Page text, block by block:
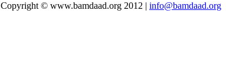
Copyright © www.bamdaad.org 2012 | info@bamdaad.org